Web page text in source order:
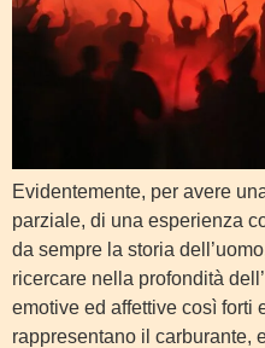
Evidentemente, per avere
parziale, di una esperienza
da sempre la storia
ricercare nella profondità
emotive ed affettive così forti
rappresentano il carburante,